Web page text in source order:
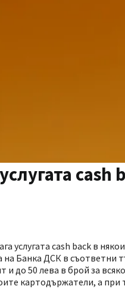
cash
услугата cash back в
Банка ДСК в съответни
и до 50 лева в брой за
картодържатели, а при